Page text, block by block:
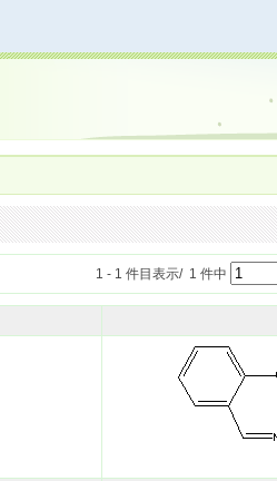
1 - 1 件目表示/ 1 件中